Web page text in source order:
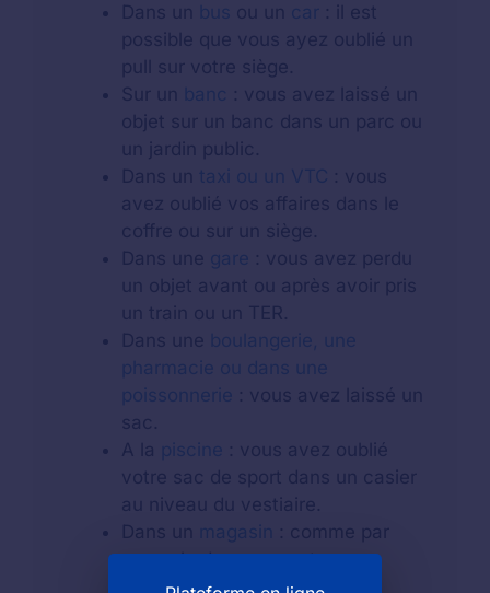
Dans un bus ou un car : il est
possible que vous ayez oublié un
pull sur votre siège.
Sur un banc : vous avez laissé un
objet sur un banc dans un parc ou
un jardin public.
Dans un taxi ou un VTC : vous
avez oublié vos affaires dans le
coffre ou sur un siège.
Dans une gare : vous avez perdu
un objet avant ou après avoir pris
un train ou un TER.
Dans une boulangerie, une
pharmacie ou dans une
poissonnerie : vous avez laissé un
sac.
A la piscine : vous avez oublié
votre sac de sport dans un casier
au niveau du vestiaire.
Dans un magasin : comme par
exemple dans un centre
commercial.